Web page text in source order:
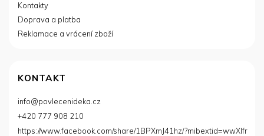
Kontakty
Doprava a platba
Reklamace a vrácení zboží
KONTAKT
info@povlecenideka.cz
+420 777 908 210
https://www.facebook.com/share/1BPXmJ41hz/?mibextid=wwXIfr